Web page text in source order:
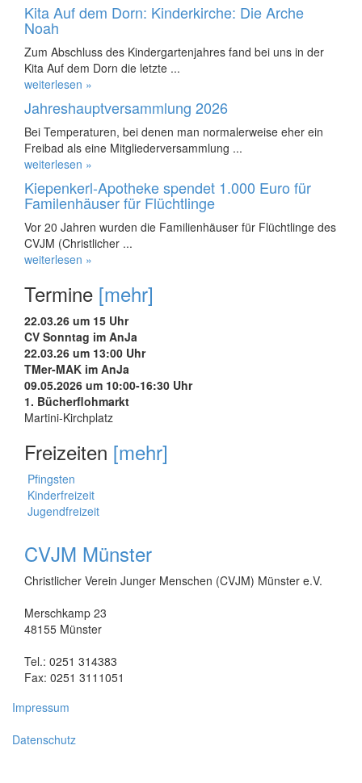
Kita Auf dem Dorn: Kinderkirche: Die Arche
Noah
Zum Abschluss des Kindergartenjahres fand bei uns in der
Kita Auf dem Dorn die letzte ...
weiterlesen »
Jahreshauptversammlung 2026
Bei Temperaturen, bei denen man normalerweise eher ein
Freibad als eine Mitgliederversammlung ...
weiterlesen »
Kiepenkerl-Apotheke spendet 1.000 Euro für
Familenhäuser für Flüchtlinge
Vor 20 Jahren wurden die Familienhäuser für Flüchtlinge des
CVJM (Christlicher ...
weiterlesen »
Termine [mehr]
22.03.26 um 15 Uhr
CV Sonntag im AnJa
22.03.26 um 13:00 Uhr
TMer-MAK im AnJa
09.05.2026 um 10:00-16:30 Uhr
1. Bücherflohmarkt
Martini-Kirchplatz
Freizeiten [mehr]
Pfingsten
Kinderfreizeit
Jugendfreizeit
CVJM Münster
Christlicher Verein Junger Menschen (CVJM) Münster e.V.
Merschkamp 23
48155 Münster
Tel.: 0251 314383
Fax: 0251 3111051
Impressum
Datenschutz